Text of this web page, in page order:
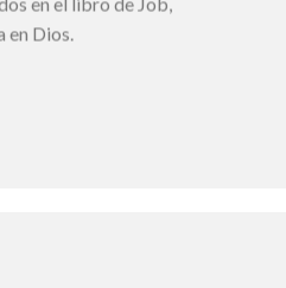
en Dios.